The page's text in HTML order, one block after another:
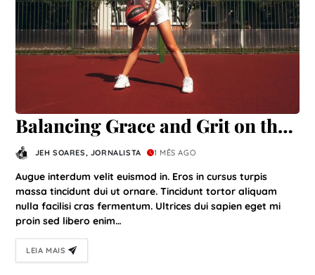
Balancing Grace and Grit on the
Court
JEH SOARES, JORNALISTA 1 MÊS AGO
Augue interdum velit euismod in. Eros in cursus turpis
massa tincidunt dui ut ornare. Tincidunt tortor aliquam
nulla facilisi cras fermentum. Ultrices dui sapien eget mi
proin sed libero enim…
LEIA MAIS